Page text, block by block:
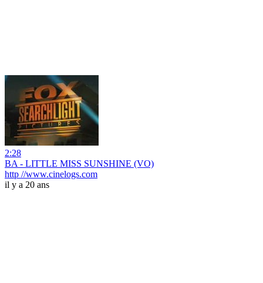
2:28
BA - LITTLE MISS SUNSHINE (VO)
http //www.cinelogs.com
il y a 20 ans